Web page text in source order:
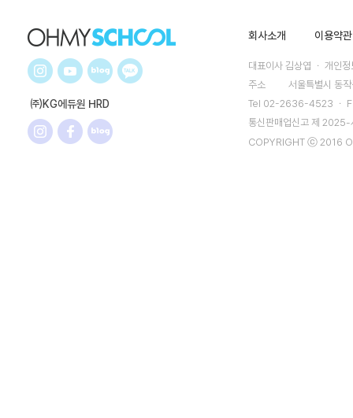
㈜KG에듀원 HRD
회사소개 이용약관
대표이사 김상엽 ㆍ 개인
주소
서울특별시 동
Tel 02-2636-4523 ㆍ
통신판매업신고 제
COPYRIGHT ⓒ 2016